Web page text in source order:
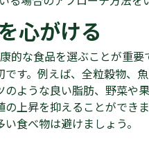
心がける
的な食品を選ぶことが重要
す。例えば、全粒穀物、
ような良い脂肪、野菜や
上昇を抑えることができま
食べ物は避けましょう。